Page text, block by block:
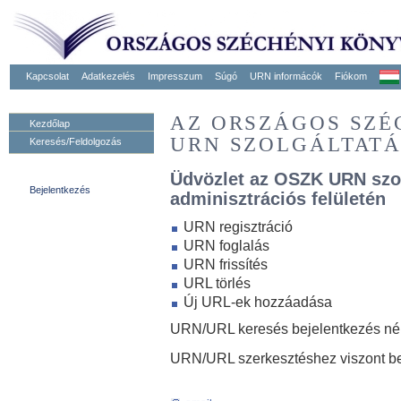
Kapcsolat Adatkezelés Impresszum Súgó URN informácók Fiókom
Kezdőlap
Keresés/Feldolgozás
Bejelentkezés
AZ ORSZÁGOS
URN
Üdvözlet az OSZK URN
adminisztrációs felületén
URN regisztráció
URN foglalás
URN frissítés
URL törlés
Új URL-ek hozzáadása
URN/URL keresés bejelentkezés
URN/URL szerkesztéshez viszont